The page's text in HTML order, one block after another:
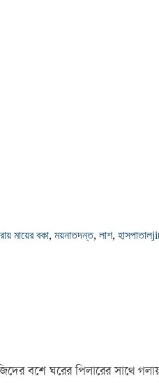
মায়ের বকা, ময়নাতদন্ত, লাশ, হাসপাতাল
বশে ঘরের পিলারের সাথে